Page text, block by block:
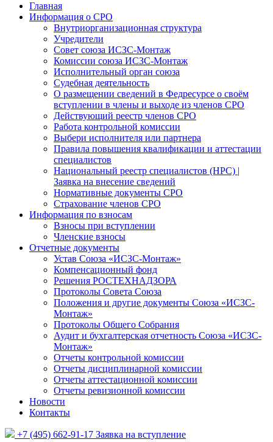
Главная
Информация о СРО
Внутриорганизационная структура
Учредители
Совет союза ИСЗС-Монтаж
Комиссии союза ИСЗС-Монтаж
Исполнительный орган союза
Судебная деятельность
О размещении сведений в Федресурсе о своём
вступлении в члены и выходе из членов СРО
Действующий реестр членов СРО
Работа контрольной комиссии
Выбери исполнителя или партнера
Правила повышения квалификации и аттестации
специалистов
Национальный реестр специалистов (НРС) |
Заявка на внесение сведений
Нормативные документы СРО
Страхование членов СРО
Информация по взносам
Взносы при вступлении
Членские взносы
Отчетные документы
Устав Союза «ИСЗС-Монтаж»
Компенсационный фонд
Решения РОСТЕХНАДЗОРА
Протоколы Совета Союза
Положения и другие документы Союза «ИСЗС-
Монтаж»
Протоколы Общего Собрания
Аудит и бухгалтерская отчетность Союза «ИСЗС-
Монтаж»
Отчеты контрольной комиссии
Отчеты дисциплинарной комиссии
Отчеты аттестационной комиссии
Отчеты ревизионной комиссии
Новости
Контакты
+7 (495) 662-91-17 Заявка на вступление